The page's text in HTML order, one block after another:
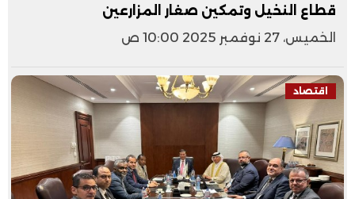
قطاع النخيل وتمكين صغار المزارعين
الخميس، 27 نوفمبر 2025 10:00 ص
اقتصاد